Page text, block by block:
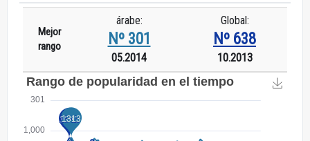
Mejor
rango
árabe:
Nº 301
05.2014
Global:
Nº 638
10.2013